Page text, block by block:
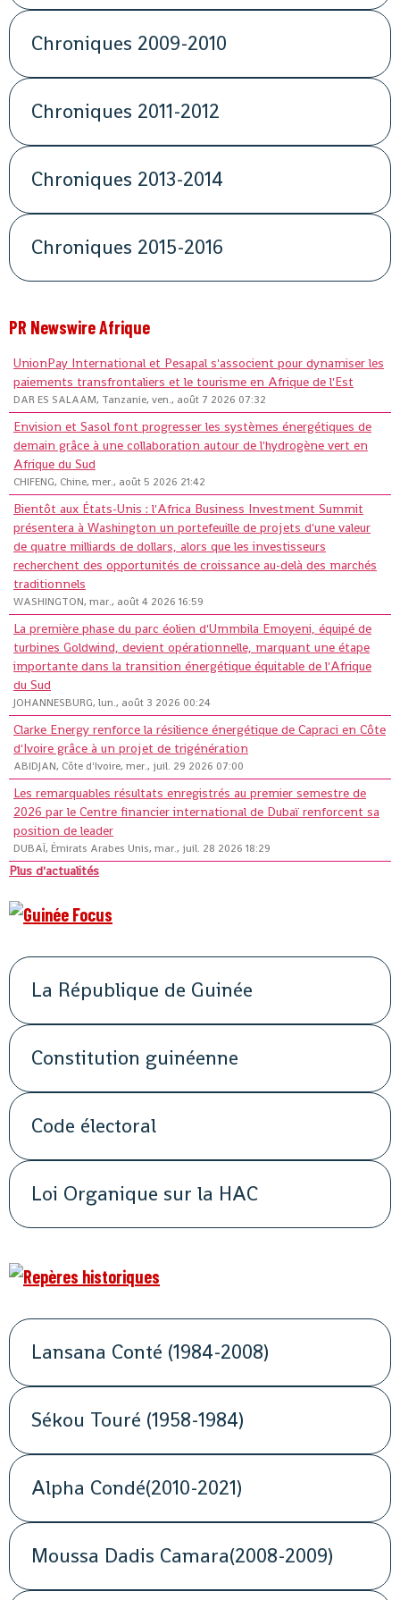
Chroniques 2009-2010
Chroniques 2011-2012
Chroniques 2013-2014
Chroniques 2015-2016
PR Newswire Afrique
UnionPay International et Pesapal s'associent pour dynamiser les
paiements transfrontaliers et le tourisme en Afrique de l'Est
DAR ES SALAAM, Tanzanie, ven., août 7 2026 07:32
Envision et Sasol font progresser les systèmes énergétiques de
demain grâce à une collaboration autour de l'hydrogène vert en
Afrique du Sud
CHIFENG, Chine, mer., août 5 2026 21:42
Bientôt aux États-Unis : l'Africa Business Investment Summit
présentera à Washington un portefeuille de projets d'une valeur
de quatre milliards de dollars, alors que les investisseurs
recherchent des opportunités de croissance au-delà des marchés
traditionnels
WASHINGTON, mar., août 4 2026 16:59
La première phase du parc éolien d'Ummbila Emoyeni, équipé de
turbines Goldwind, devient opérationnelle, marquant une étape
importante dans la transition énergétique équitable de l'Afrique
du Sud
JOHANNESBURG, lun., août 3 2026 00:24
Clarke Energy renforce la résilience énergétique de Capraci en Côte
d'Ivoire grâce à un projet de trigénération
ABIDJAN, Côte d'Ivoire, mer., juil. 29 2026 07:00
Les remarquables résultats enregistrés au premier semestre de
2026 par le Centre financier international de Dubaï renforcent sa
position de leader
DUBAÏ, Émirats Arabes Unis, mar., juil. 28 2026 18:29
Plus d'actualités
La République de Guinée
Constitution guinéenne
Code électoral
Loi Organique sur la HAC
Lansana Conté (1984-2008)
Sékou Touré (1958-1984)
Alpha Condé(2010-2021)
Moussa Dadis Camara(2008-2009)